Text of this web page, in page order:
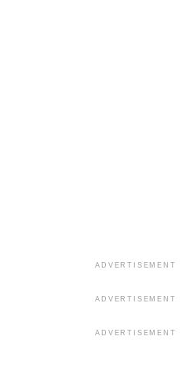
ADVERTISEMENT
ADVERTISEMENT
ADVERTISEMENT